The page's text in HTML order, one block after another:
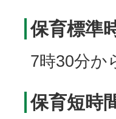
保育標準
7時30分か
保育短時